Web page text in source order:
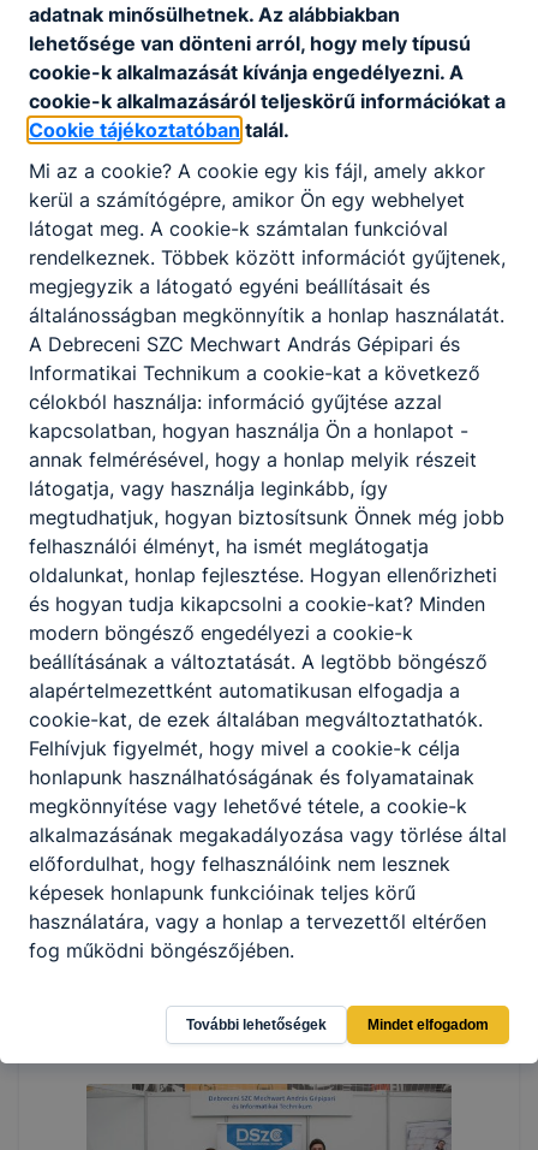
adatnak minősülhetnek. Az alábbiakban
lehetősége van dönteni arról, hogy mely típusú
cookie-k alkalmazását kívánja engedélyezni. A
cookie-k alkalmazásáról teljeskörű információkat a
Cookie tájékoztatóban talál.
Mi az a cookie? A cookie egy kis fájl, amely akkor
kerül a számítógépre, amikor Ön egy webhelyet
látogat meg. A cookie-k számtalan funkcióval
rendelkeznek. Többek között információt gyűjtenek,
megjegyzik a látogató egyéni beállításait és
általánosságban megkönnyítik a honlap használatát.
A Debreceni SZC Mechwart András Gépipari és
Informatikai Technikum a cookie-kat a következő
célokból használja: információ gyűjtése azzal
kapcsolatban, hogyan használja Ön a honlapot -
annak felmérésével, hogy a honlap melyik részeit
látogatja, vagy használja leginkább, így
megtudhatjuk, hogyan biztosítsunk Önnek még jobb
felhasználói élményt, ha ismét meglátogatja
oldalunkat, honlap fejlesztése. Hogyan ellenőrizheti
és hogyan tudja kikapcsolni a cookie-kat? Minden
modern böngésző engedélyezi a cookie-k
beállításának a változtatását. A legtöbb böngésző
alapértelmezettként automatikusan elfogadja a
cookie-kat, de ezek általában megváltoztathatók.
Felhívjuk figyelmét, hogy mivel a cookie-k célja
honlapunk használhatóságának és folyamatainak
megkönnyítése vagy lehetővé tétele, a cookie-k
alkalmazásának megakadályozása vagy törlése által
előfordulhat, hogy felhasználóink nem lesznek
képesek honlapunk funkcióinak teljes körű
használatára, vagy a honlap a tervezettől eltérően
fog működni böngészőjében.
További lehetőségek Mindet elfogadom